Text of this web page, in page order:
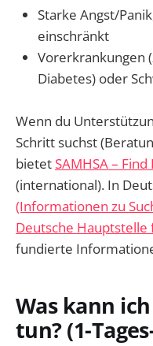
Starke Angst/
einschränkt
Vorerkrankungen
Diabetes) oder
Wenn du
Schritt suchst
bietet SAMHSA –
(international). In
(Informationen zu
Deutsche Hauptstelle
fundierte
Was kann
tun? (1-